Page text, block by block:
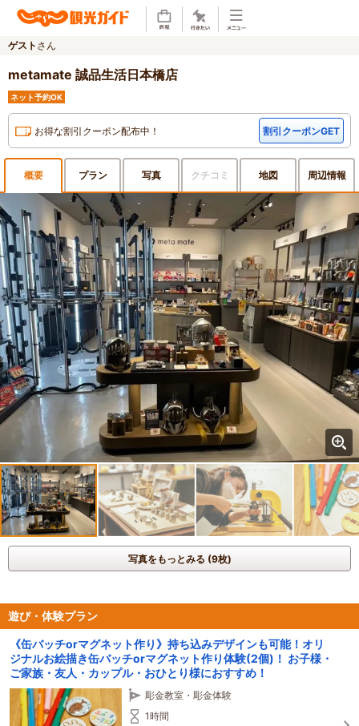
ゲスト さん
metamate 誠品生活日本橋店
ネット予約OK
お得な割引クーポン配布中！ 割引クーポンGET
概要 プラン 写真 クチコミ 地図 周辺情報
写真をもっとみる (9枚)
遊び・体験プラン
《缶バッチorマグネット作り》持ち込みデザインも可能！オリ
ジナルお絵描き缶バッチorマグネット作り体験(2個)！ お子様・
ご家族・友人・カップル・おひとり様におすすめ！
彫金教室・彫金体験
1時間